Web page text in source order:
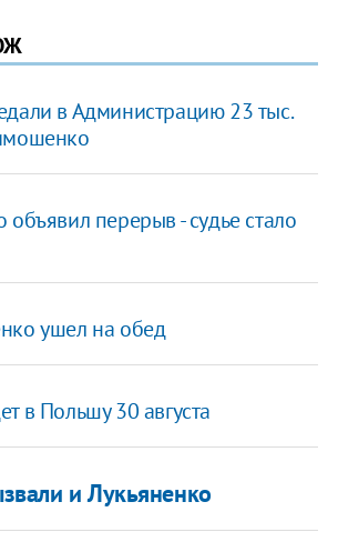
в Администрацию 23 тыс.
объявил перерыв - судье стало
ушел на обед
в Польшу 30 августа
и Лукьяненко